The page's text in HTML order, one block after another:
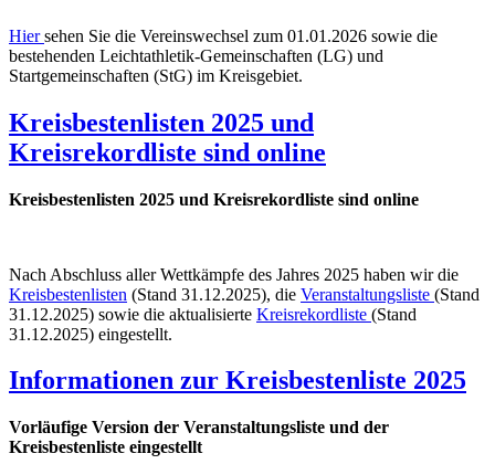
Hier sehen Sie die Vereinswechsel zum 01.01.2026 sowie die
bestehenden Leichtathletik-Gemeinschaften (LG) und
Startgemeinschaften (StG) im Kreisgebiet.
Kreisbestenlisten 2025 und
Kreisrekordliste sind online
Kreisbestenlisten 2025 und Kreisrekordliste sind online
Nach Abschluss aller Wettkämpfe des Jahres 2025 haben wir die
Kreisbestenlisten (Stand 31.12.2025), die Veranstaltungsliste (Stand
31.12.2025) sowie die aktualisierte Kreisrekordliste (Stand
31.12.2025) eingestellt.
Informationen zur Kreisbestenliste 2025
Vorläufige Version der Veranstaltungsliste und der
Kreisbestenliste eingestellt